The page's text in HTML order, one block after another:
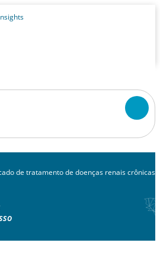
de tratamento de doenças renais crônicas